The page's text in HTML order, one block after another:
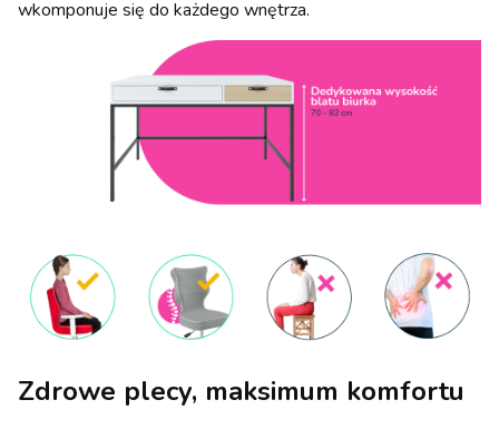
wkomponuje się do każdego wnętrza.
Zdrowe plecy, maksimum komfortu